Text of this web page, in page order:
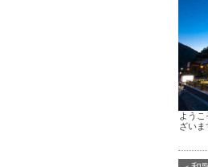
よう
ざいま